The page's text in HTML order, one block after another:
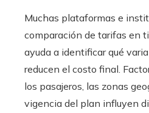
Muchas plataformas e
comparación de tarifas en
ayuda a identificar qué
reducen el costo final.
los pasajeros, las zonas
vigencia del plan influyen